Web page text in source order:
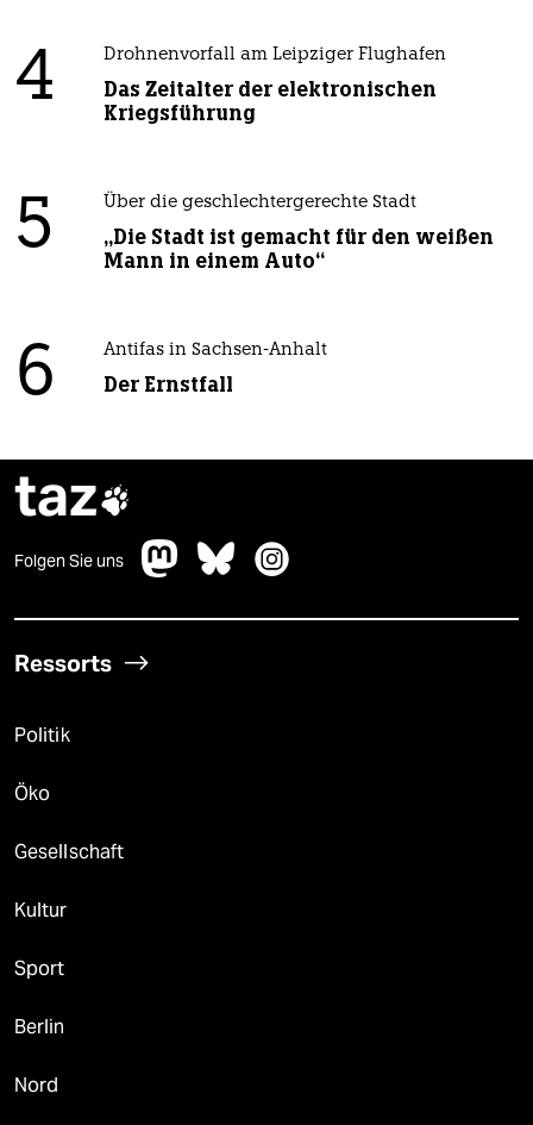
4 Drohnenvorfall am Leipziger Flughafen
Das Zeitalter der elektronischen
Kriegsführung
5 Über die geschlechtergerechte Stadt
„Die Stadt ist gemacht für den weißen
Mann in einem Auto“
6 Antifas in Sachsen-Anhalt
Der Ernstfall
taz
Folgen Sie uns
Ressorts
Politik
Öko
Gesellschaft
Kultur
Sport
Berlin
Nord